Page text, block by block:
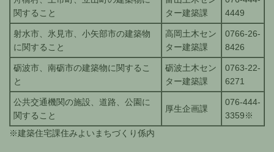
関すること
ター建築課
4449
射水市、氷見市、小矢部市の建築物
に関すること
高岡土木セン
ター建築課
0766-26-
8426
砺波市、南砺市の建築物に関するこ
と
砺波土木セン
ター建築課
0763-22-
6271
公共交通機関の施設、道路、公園に
関すること
厚生企画課
076-444-
3359※
※建築住宅課住みよいまちづくり係内